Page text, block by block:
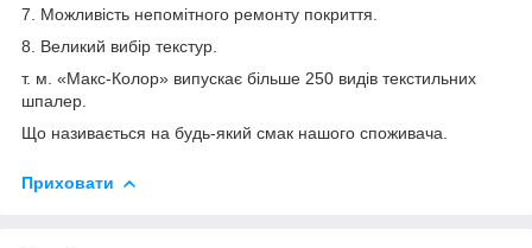
7. Можливість непомітного ремонту покриття.
8. Великий вибір текстур.
т. м. «Макс-Колор» випускає більше 250 видів текстильних
шпалер.
Що називається на будь-який смак нашого споживача.
Приховати